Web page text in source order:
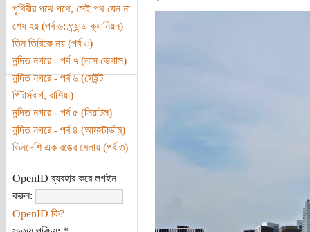
পৃথিবীর পথে পথে, সেই পথ যেন না
শেষ হয় (পর্ব ৬: গ্র্যান্ড ক্যানিয়ন)
তিন তিরিকে নয় (পর্ব ৩)
নন্দিত নগরে - পর্ব ৭ (লাস ভেগাস)
নন্দিত নগরে - পর্ব ৬ (সেইন্ট
পিটার্সবার্গ, রাশিয়া)
নন্দিত নগরে - পর্ব ৫ (সিয়াটল)
নন্দিত নগরে - পর্ব ৪ (আমস্টার্ডাম)
ভিনদেশি এক রঙের মেলায় (পর্ব ৩)
OpenID ব্যবহার করে লগইন
করুন:
OpenID কি?